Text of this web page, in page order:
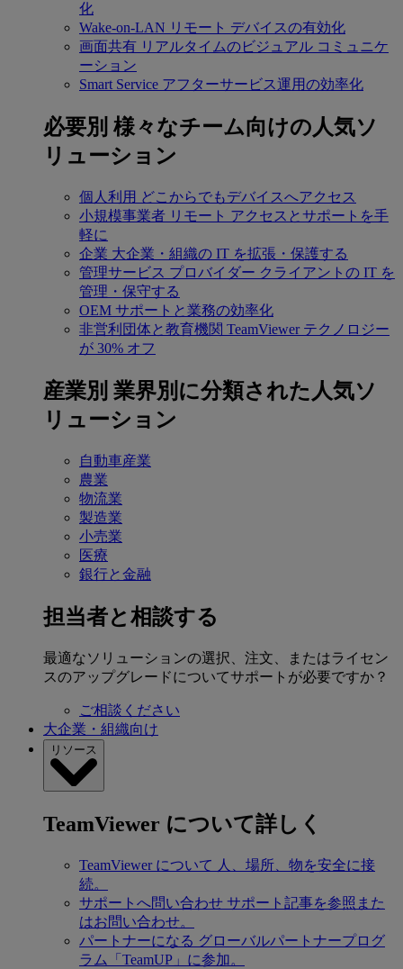
化
Wake-on-LAN リモート デバイスの有効化
画面共有 リアルタイムのビジュアル コミュニケ
ーション
Smart Service アフターサービス運用の効率化
必要別 様々なチーム向けの人気ソ
リューション
個人利用 どこからでもデバイスへアクセス
小規模事業者 リモート アクセスとサポートを手
軽に
企業 大企業・組織の IT を拡張・保護する
管理サービス プロバイダー クライアントの IT を
管理・保守する
OEM サポートと業務の効率化
非営利団体と教育機関 TeamViewer テクノロジー
が 30% オフ
産業別 業界別に分類された人気ソ
リューション
自動車産業
農業
物流業
製造業
小売業
医療
銀行と金融
担当者と相談する
最適なソリューションの選択、注文、またはライセン
スのアップグレードについてサポートが必要ですか？
ご相談ください
大企業・組織向け
リソース
TeamViewer について詳しく
TeamViewer について 人、場所、物を安全に接
続。
サポートへ問い合わせ サポート記事を参照また
はお問い合わせ。
パートナーになる グローバルパートナープログ
ラム「TeamUP」に参加。